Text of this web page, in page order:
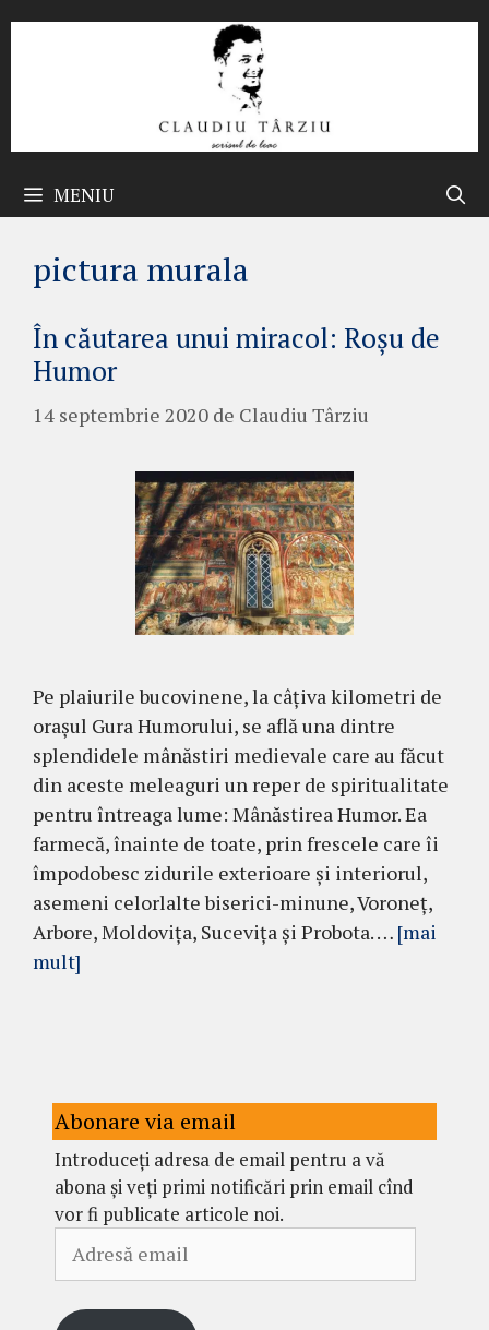
MENIU
pictura murala
În căutarea unui miracol: Roșu de
Humor
14 septembrie 2020 de Claudiu Târziu
Pe plaiurile bucovinene, la câțiva kilometri de
orașul Gura Humorului, se află una dintre
splendidele mânăstiri medievale care au făcut
din aceste meleaguri un reper de spi­ritualitate
pentru întreaga lume: Mânăstirea Hu­mor. Ea
farmecă, înainte de toate, prin frescele care îi
împodobesc zidurile exterioare și interiorul,
ase­meni celorlalte biserici-minune, Voroneț,
Ar­bore, Moldovița, Sucevița și Probota. … [mai
mult]
Abonare via email
Introduceți adresa de email pentru a vă
abona și veți primi notificări prin email cînd
vor fi publicate articole noi.
email